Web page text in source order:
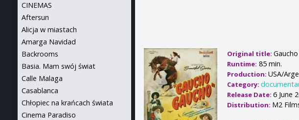
Original title:
Runtime: 85 min.
Production:USA/
Category:
Release Date:6 June
Distribution: M2
CINEMAS
Aftersun
Alicja w miastach
Amarga Navidad
Backrooms
Basia. Mam swój świat
Calle Malaga
Casablanca
Chłopiec na krańcach świata
Cinema Paradiso